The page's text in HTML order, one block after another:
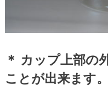
＊ カップ上部の
ことが出来ます。